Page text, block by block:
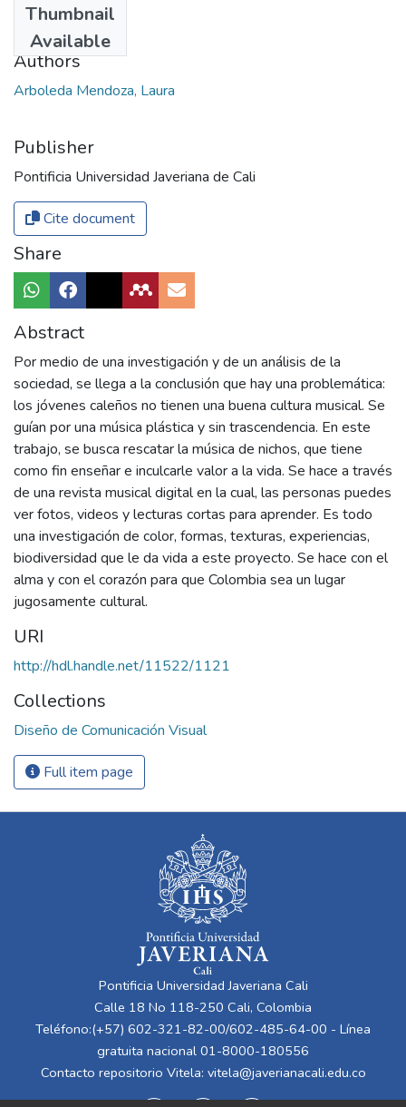
Thumbnail
Available
2013
Authors
Arboleda Mendoza, Laura
Publisher
Pontificia Universidad Javeriana de Cali
Cite document
Share
Abstract
Por medio de una investigación y de un análisis de la
sociedad, se llega a la conclusión que hay una problemática:
los jóvenes caleños no tienen una buena cultura musical. Se
guían por una música plástica y sin trascendencia. En este
trabajo, se busca rescatar la música de nichos, que tiene
como fin enseñar e inculcarle valor a la vida. Se hace a través
de una revista musical digital en la cual, las personas puedes
ver fotos, videos y lecturas cortas para aprender. Es todo
una investigación de color, formas, texturas, experiencias,
biodiversidad que le da vida a este proyecto. Se hace con el
alma y con el corazón para que Colombia sea un lugar
jugosamente cultural.
URI
http://hdl.handle.net/11522/1121
Collections
Diseño de Comunicación Visual
Full item page
Pontificia Universidad Javeriana Cali
Calle 18 No 118-250 Cali, Colombia
Teléfono:(+57) 602-321-82-00/602-485-64-00 - Línea
gratuita nacional 01-8000-180556
Contacto repositorio Vitela: vitela@javerianacali.edu.co